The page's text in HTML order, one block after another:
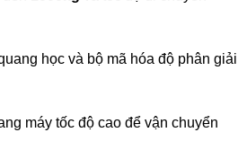
học và bộ mã hóa độ phân giải
máy tốc độ cao để vận chuyển